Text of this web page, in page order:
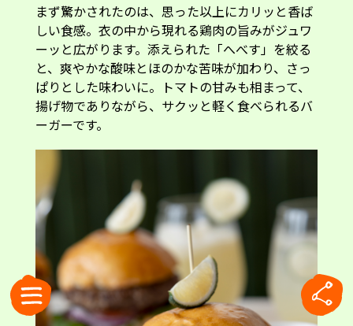
まず驚かされたのは、思った以上にカリッと香ば
しい食感。衣の中から現れる鶏肉の旨みがジュワ
ーッと広がります。添えられた「へべす」を絞る
と、爽やかな酸味とほのかな苦味が加わり、さっ
ぱりとした味わいに。トマトの甘みも相まって、
揚げ物でありながら、サクッと軽く食べられるバ
ーガーです。